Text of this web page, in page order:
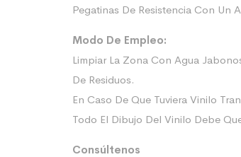
Pegatinas De Resistencia Con Un
Modo De Empleo:
Limpiar La Zona Con Agua
De Residuos.
En Caso De Que Tuviera Vinilo
Todo El Dibujo Del Vinilo Debe
Consúltenos